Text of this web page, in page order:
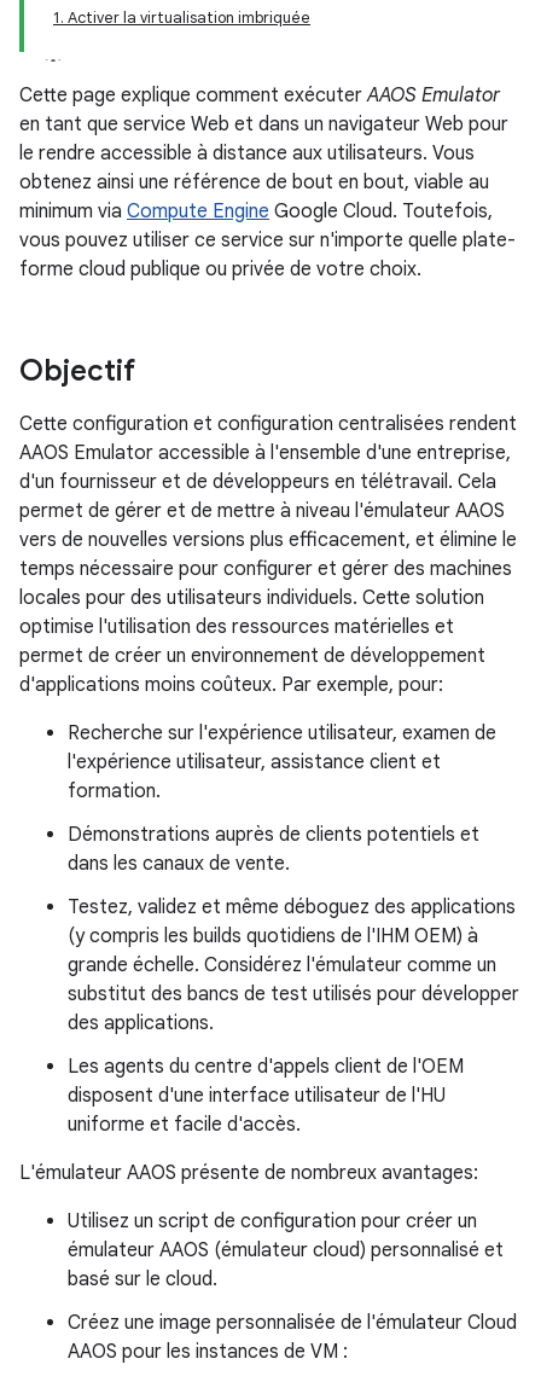
1. Activer la virtualisation imbriquée
Cette page explique comment exécuterAAOS Emulator
en tant que service Web et dans un navigateur Web pour
le rendre accessible à distance aux utilisateurs. Vous
obtenez ainsi une référence de bout en bout, viable au
minimum via Compute Engine Google Cloud. Toutefois,
vous pouvez utiliser ce service sur n'importe quelle plate-
forme cloud publique ou privée de votre choix.
Objectif
Cette configuration et configuration centralisées rendent
AAOS Emulator accessible à l'ensemble d'une entreprise,
d'un fournisseur et de développeurs en télétravail. Cela
permet de gérer et de mettre à niveau l'émulateur AAOS
vers de nouvelles versions plus efficacement, et élimine le
temps nécessaire pour configurer et gérer des machines
locales pour des utilisateurs individuels. Cette solution
optimise l'utilisation des ressources matérielles et
permet de créer un environnement de développement
d'applications moins coûteux. Par exemple, pour:
Recherche sur l'expérience utilisateur, examen de
l'expérience utilisateur, assistance client et
formation.
Démonstrations auprès de clients potentiels et
dans les canaux de vente.
Testez, validez et même déboguez des applications
(y compris les builds quotidiens de l'IHM OEM) à
grande échelle. Considérez l'émulateur comme un
substitut des bancs de test utilisés pour développer
des applications.
Les agents du centre d'appels client de l'OEM
disposent d'une interface utilisateur de l'HU
uniforme et facile d'accès.
L'émulateur AAOS présente de nombreux avantages:
Utilisez un script de configuration pour créer un
émulateur AAOS (émulateur cloud) personnalisé et
basé sur le cloud.
Créez une image personnalisée de l'émulateur Cloud
AAOS pour les instances de VM :